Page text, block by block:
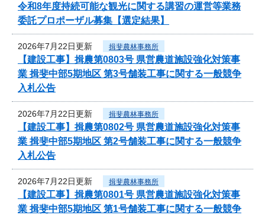
令和8年度持続可能な観光に関する講習の運営等業務
委託プロポーザル募集【選定結果】
2026年7月22日更新 揖斐農林事務所
【建設工事】揖農第0803号 県営農道施設強化対策事
業 揖斐中部5期地区 第3号舗装工事に関する一般競争
入札公告
2026年7月22日更新 揖斐農林事務所
【建設工事】揖農第0802号 県営農道施設強化対策事
業 揖斐中部5期地区 第2号舗装工事に関する一般競争
入札公告
2026年7月22日更新 揖斐農林事務所
【建設工事】揖農第0801号 県営農道施設強化対策事
業 揖斐中部5期地区 第1号舗装工事に関する一般競争